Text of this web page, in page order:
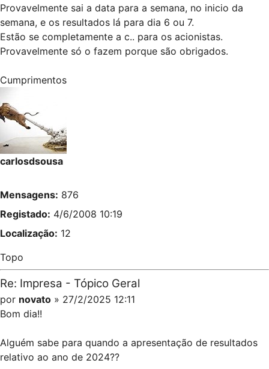
Provavelmente sai a data para a semana, no inicio da
semana, e os resultados lá para dia 6 ou 7.
Estão se completamente a c.. para os acionistas.
Provavelmente só o fazem porque são obrigados.
Cumprimentos
carlosdsousa
Mensagens: 876
Registado: 4/6/2008 10:19
Localização: 12
Topo
Re: Impresa - Tópico Geral
por novato » 27/2/2025 12:11
Bom dia!!
Alguém sabe para quando a apresentação de resultados
relativo ao ano de 2024??